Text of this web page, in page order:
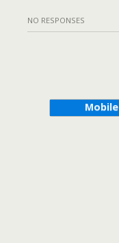
NO RESPONSES
Mobile